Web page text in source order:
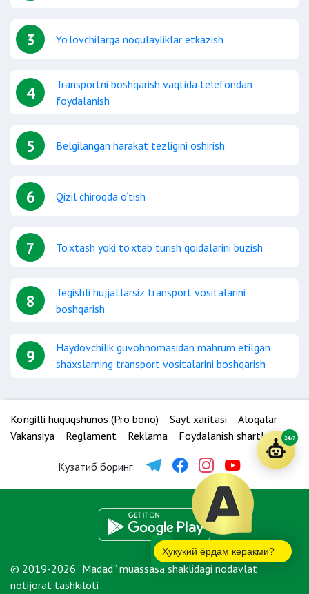
3 Yo‘lovchilarga noqulayliklar etkazish
4
Transportni boshqarish vaqtida telefondan
foydalanish
5 Belgilangan harakat tezligini oshirish
6 Qizil chiroqda o‘tish
7 To‘xtash yoki to‘xtab turish qoidalarini buzish
8
Tegishli hujjatlarsiz transport vositalarini
boshqarish
9
Haydovchilik guvohnomasidan mahrum etilgan
shaxslarning transport vositalarini boshqarish
Ko‘ngilli huquqshunos (Pro bono) Sayt xaritasi
Aloqalar
Vakansiya
Reglament Reklama Foydalanish shartlari
Кузатиб боринг:
© 2019-2026 “Madad” muassasa shaklidagi nodavlat
notijorat tashkiloti
Ҳуқуқий ёрдам керакми?
24/7